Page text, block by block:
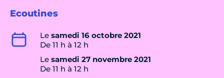
Ecoutines
Le samedi 16 octobre 2021
De 11 h à 12 h
Le samedi 27 novembre 2021
De 11 h à 12 h